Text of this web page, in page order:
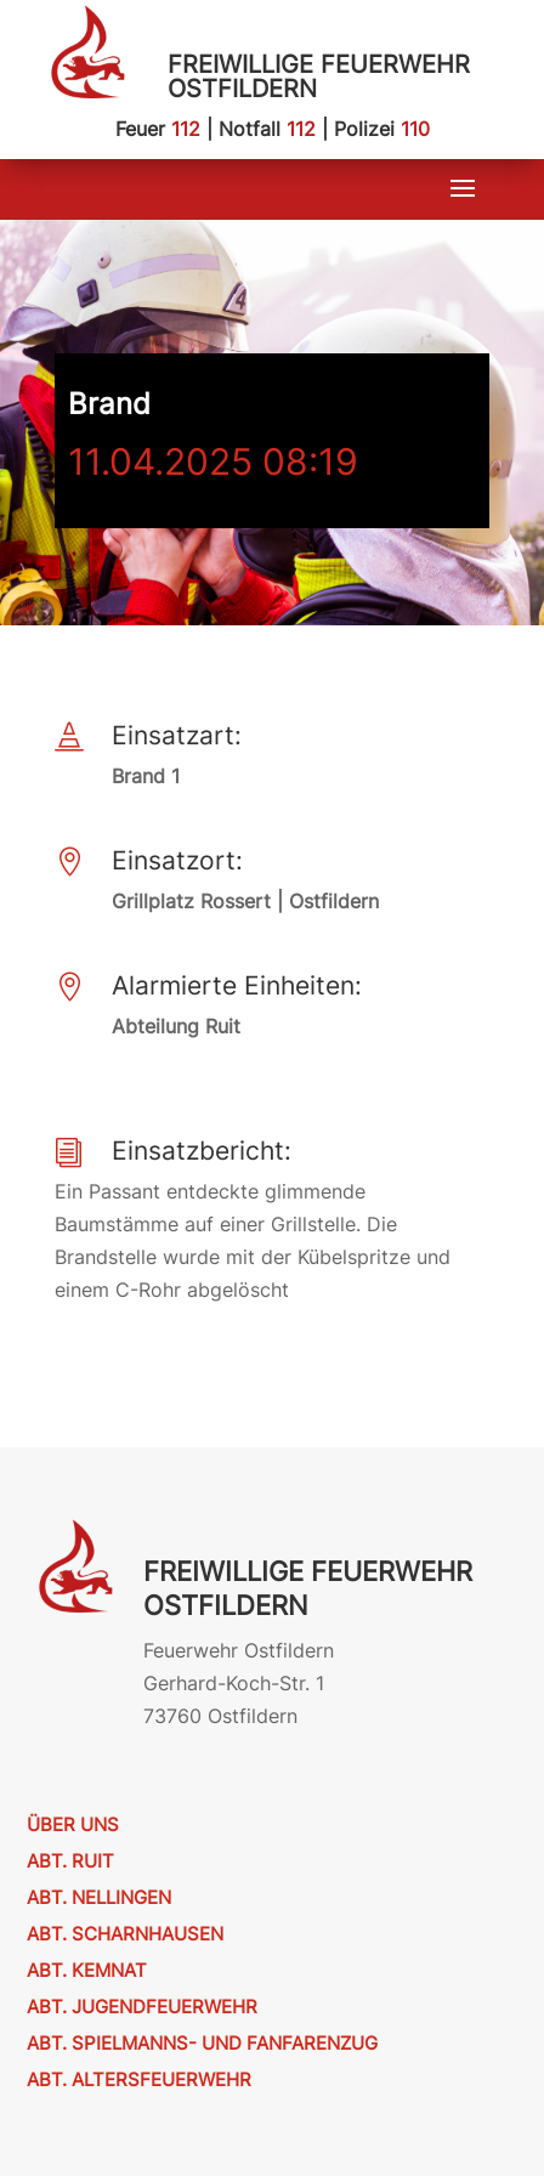
FREIWILLIGE FEUERWEHR
OSTFILDERN
Feuer 112| Notfall 112| Polizei 110
Brand
11.04.2025 08:19
 Einsatzart:
Brand 1
 Einsatzort:
Grillplatz Rossert | Ostfildern
 Alarmierte Einheiten:
Abteilung Ruit
i Einsatzbericht:
Ein Passant entdeckte glimmende
Baumstämme auf einer Grillstelle. Die
Brandstelle wurde mit der Kübelspritze und
einem C-Rohr abgelöscht
FREIWILLIGE FEUERWEHR
OSTFILDERN
Feuerwehr Ostfildern
Gerhard-Koch-Str. 1
73760 Ostfildern
ÜBER UNS
ABT. RUIT
ABT. NELLINGEN
ABT. SCHARNHAUSEN
ABT. KEMNAT
ABT. JUGENDFEUERWEHR
ABT. SPIELMANNS- UND FANFARENZUG
ABT. ALTERSFEUERWEHR